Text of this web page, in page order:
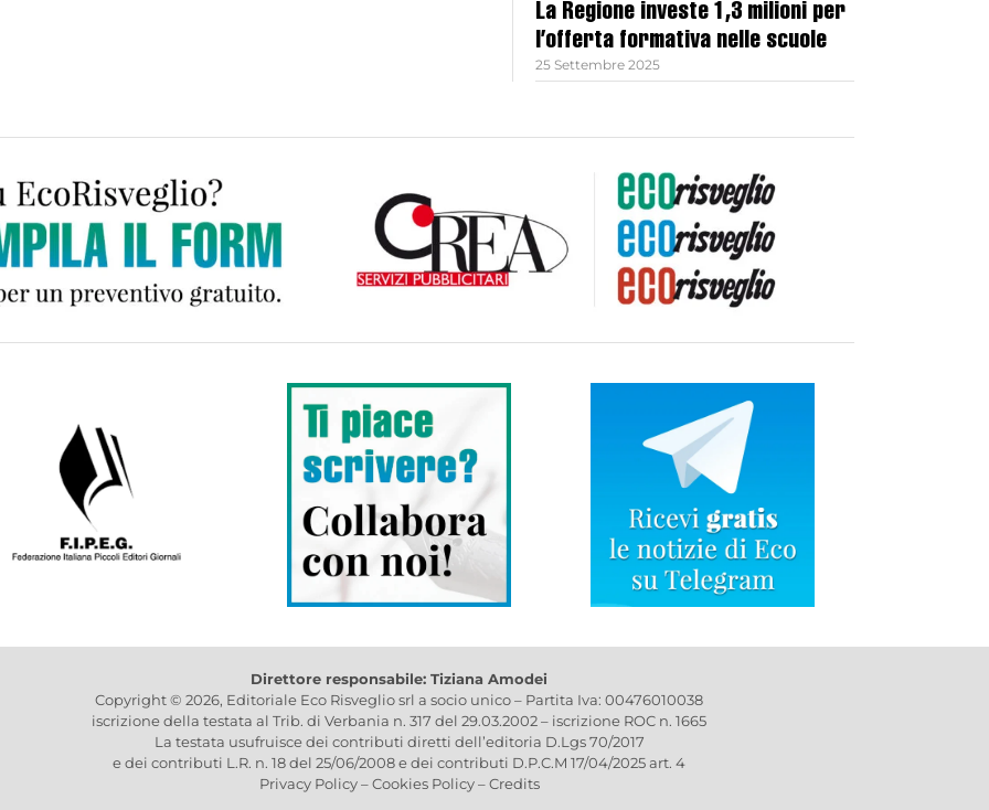
La Regione investe 1,3 milioni per
l’offerta formativa nelle scuole
25 Settembre 2025
Direttore responsabile: Tiziana Amodei
Copyright © 2026, Editoriale Eco Risveglio srl a socio unico – Partita Iva: 00476010038
iscrizione della testata al Trib. di Verbania n. 317 del 29.03.2002 – iscrizione ROC n. 1665
La testata usufruisce dei contributi diretti dell’editoria D.Lgs 70/2017
e dei contributi L.R. n. 18 del 25/06/2008 e dei contributi D.P.C.M 17/04/2025 art. 4
Privacy Policy–Cookies Policy–Credits